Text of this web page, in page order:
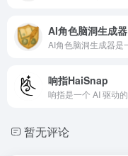
AI角色脑洞生成器
响指HaiSnap
暂无评论